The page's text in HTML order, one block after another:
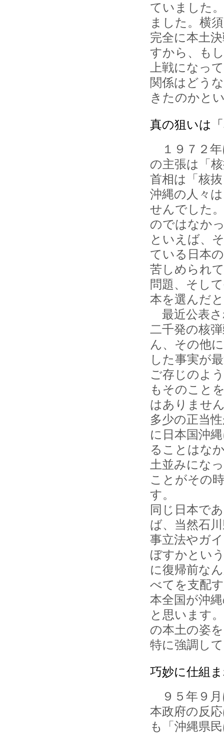
ていました
ました。横
完全に本土
すから、も
上戦になっ
関係はどう
きたのかと
真の狙いは
１９７２年
の主張は「
首相は「核
沖縄の人々
せんでした
のではなか
といえば、
ている日本
苦しめられ
問題、そし
本を選んだ
最近公表さ
二千発の核
ん、その他
した事実が
ご存じのよ
もそのこと
はありませ
多少の正当
に日本国沖
ることはな
土並みにな
ことがその
す。
同じ日本で
ば、当然石
事立法やガ
ぼすかとい
に復帰前な
べてを支配
本全国が沖
と思います
の本土の姿
特に強調し
巧妙に仕組
９５年９月
本政府の反
も「沖縄県